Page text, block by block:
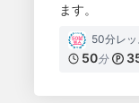
ます。
50分レッ
50分